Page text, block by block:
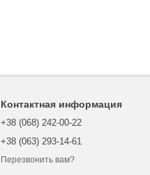
Контактная информация
+38 (068) 242-00-22
+38 (063) 293-14-61
Перезвонить вам?